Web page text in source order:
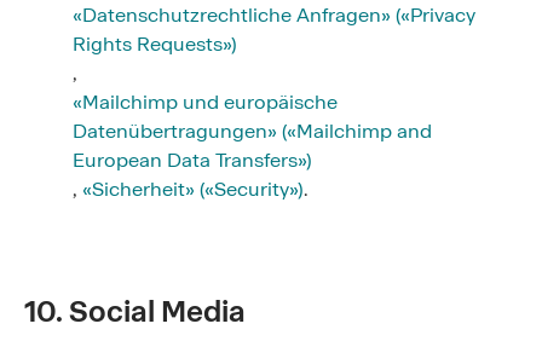
«Datenschutzrechtliche Anfragen» («Privacy
Rights Requests»)
,
«Mailchimp und europäische
Datenübertragungen» («Mailchimp and
European Data Transfers»)
, «Sicherheit» («Security»).
10. Social Media